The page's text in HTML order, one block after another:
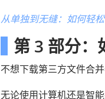
从单独到无缝：如何轻
第 3 部分：
不想下载第三方文件合
无论使用计算机还是智